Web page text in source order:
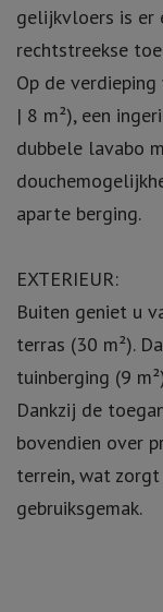
gelijkvloers is er
rechtstreekse
Op de
| 8 m²), een
dubbele lavabo
aparte berging.
EXTERIEUR:
Buiten geniet u
terras (30 m²).
tuinberging (9
Dankzij de
bovendien over
terrein, wat
gebruiksgemak.